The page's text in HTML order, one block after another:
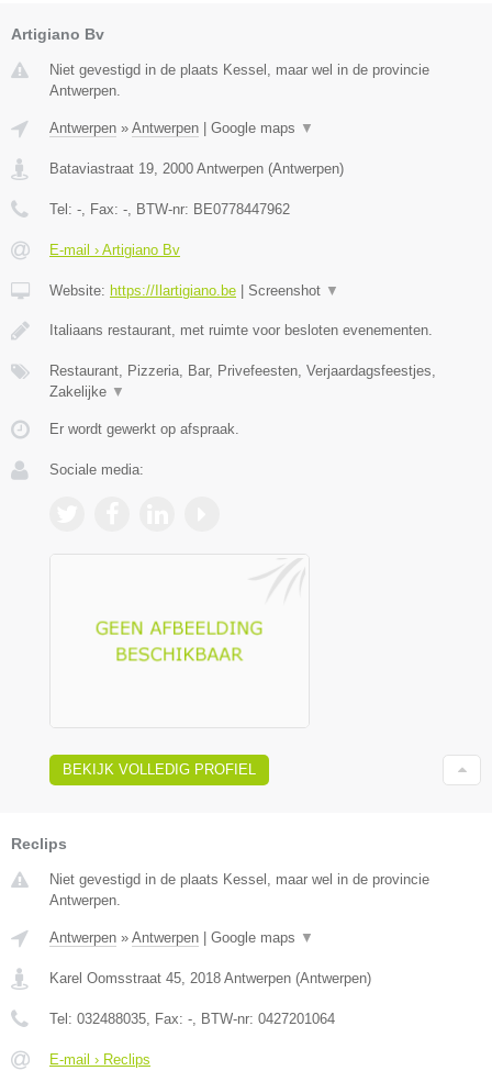
Artigiano Bv
Niet gevestigd in de plaats Kessel, maar wel in de provincie
Antwerpen.
Antwerpen » Antwerpen Google maps ▼
Bataviastraat 19, 2000 Antwerpen (Antwerpen)
Tel: -, Fax: -, BTW-nr: BE0778447962
E-mail › Artigiano Bv
Website: https://Ilartigiano.be Screenshot ▼
Italiaans restaurant, met ruimte voor besloten evenementen.
Restaurant, Pizzeria, Bar, Privefeesten, Verjaardagsfeestjes,
Zakelijke ▼
Er wordt gewerkt op afspraak.
Sociale media:
BEKIJK VOLLEDIG PROFIEL
Reclips
Niet gevestigd in de plaats Kessel, maar wel in de provincie
Antwerpen.
Antwerpen » Antwerpen Google maps ▼
Karel Oomsstraat 45, 2018 Antwerpen (Antwerpen)
Tel: 032488035, Fax: -, BTW-nr: 0427201064
E-mail › Reclips